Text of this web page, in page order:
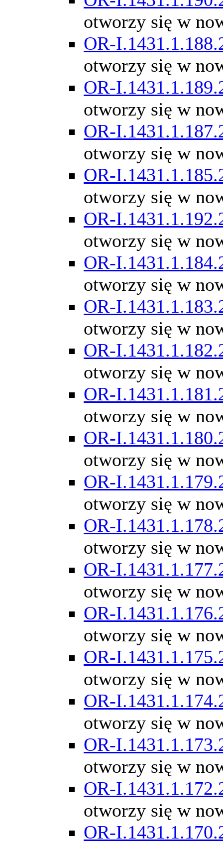
otworzy się w
OR-
otworzy się w
OR-
otworzy się w
OR-
otworzy się w
OR-
otworzy się w
OR-
otworzy się w
OR-
otworzy się w
OR-
otworzy się w
OR-
otworzy się w
OR-
otworzy się w
OR-
otworzy się w
OR-
otworzy się w
OR-
otworzy się w
OR-
otworzy się w
OR-
otworzy się w
OR-
otworzy się w
OR-
otworzy się w
OR-
otworzy się w
OR-
otworzy się w
OR-